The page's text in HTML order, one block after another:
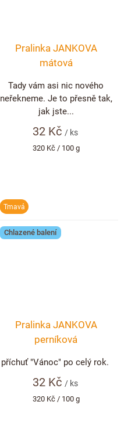
Pralinka JANKOVA
mátová
32 Kč / ks
Měrná
320 Kč / 100 g
Tady vám asi nic nového
neřekneme. Je to přesně tak,
jak jste...
Tmavá
Chlazené balení
Pralinka JANKOVA
perníková
32 Kč / ks
Měrná
320 Kč / 100 g
příchuť "Vánoc" po celý rok.